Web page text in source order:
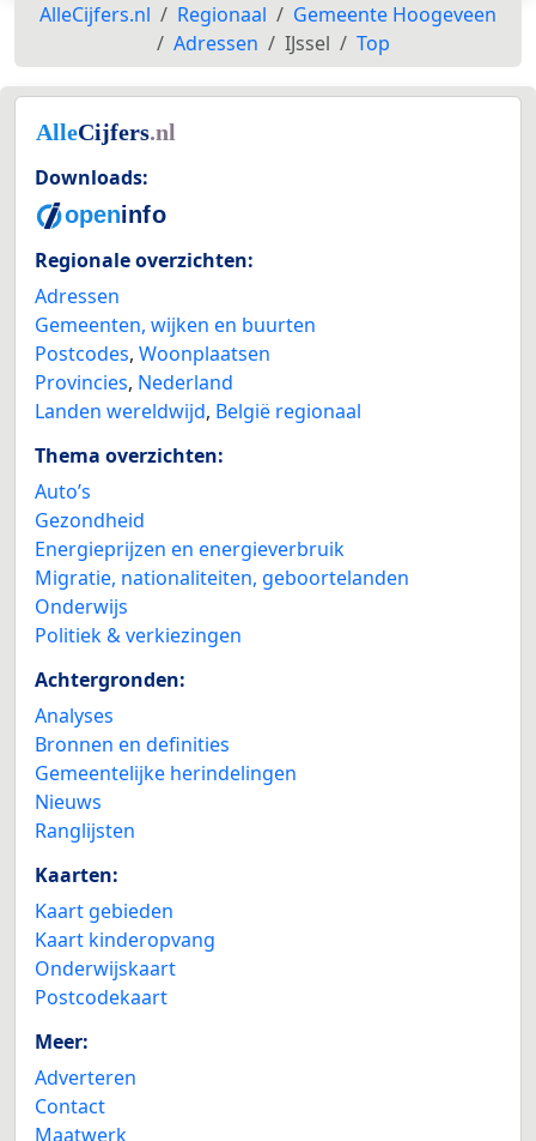
AlleCijfers.nl Regionaal
Gemeente Hoogeveen
Adressen
IJssel Top
Downloads:
Regionale overzichten:
Adressen
Gemeenten, wijken en buurten
Postcodes, Woonplaatsen
Provincies, Nederland
Landen wereldwijd, België regionaal
Thema overzichten:
Auto’s
Gezondheid
Energieprijzen en energieverbruik
Migratie, nationaliteiten, geboortelanden
Onderwijs
Politiek & verkiezingen
Achtergronden:
Analyses
Bronnen en definities
Gemeentelijke herindelingen
Nieuws
Ranglijsten
Kaarten:
Kaart gebieden
Kaart kinderopvang
Onderwijskaart
Postcodekaart
Meer:
Adverteren
Contact
Maatwerk